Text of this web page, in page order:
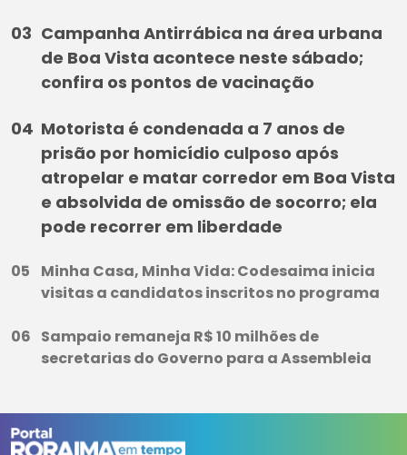
Campanha Antirrábica na área urbana
de Boa Vista acontece neste sábado;
confira os pontos de vacinação
Motorista é condenada a 7 anos de
prisão por homicídio culposo após
atropelar e matar corredor em Boa Vista
e absolvida de omissão de socorro; ela
pode recorrer em liberdade
Minha Casa, Minha Vida: Codesaima inicia
visitas a candidatos inscritos no programa
Sampaio remaneja R$ 10 milhões de
secretarias do Governo para a Assembleia